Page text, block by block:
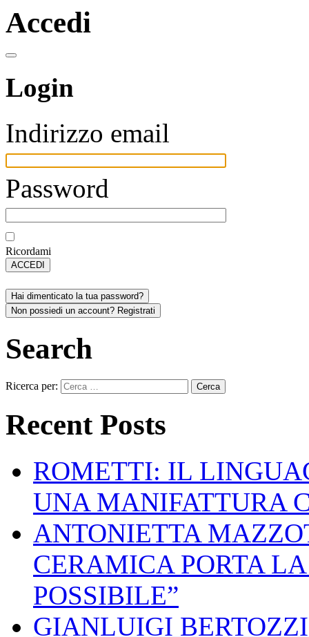
Accedi
Login
Indirizzo email
Password
Ricordami
ACCEDI
Hai dimenticato la tua password?
Non possiedi un account? Registrati
Search
Ricerca per:
Recent Posts
ROMETTI: IL
UNA MANIFATTURA
ANTONIETTA
CERAMICA PORTA
POSSIBILE”
GIANLUIGI